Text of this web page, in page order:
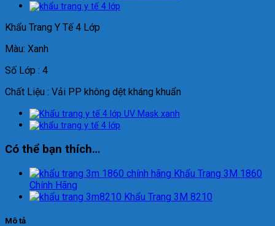
Khẩu Trang Y Tế 4 Lớp
Màu: Xanh
Số Lớp : 4
Chất Liệu : Vải PP không dệt kháng khuẩn
Có thể bạn thích…
Khẩu Trang 3M 1860
Chính Hãng
Khẩu Trang 3M 8210
Mô tả